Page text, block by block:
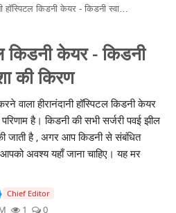
किडनी केयर - किडनी स्वास्थ्य के लिए आशा की किरण
किडनी केयर - किडनी
की किरण
वाला हीरानंदानी हॉस्पिटल किडनी केयर
है। किडनी की सभी सर्जरी पवई झील
जाती है , अगर आप किडनी से संबंधित
अवश्य यहाँ जाना चाहिए। यह मर
Verified Public Figure • 30 Mar,
Chief Editor
1 0